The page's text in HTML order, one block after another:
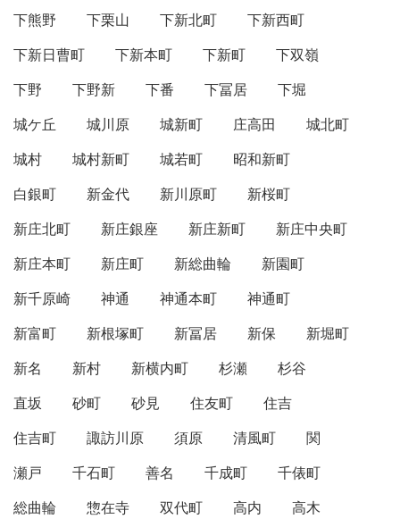
下熊野
下栗山 下新北町
下新西町
下新日曹町
下新本町 下新町
下双嶺
下野
下野新 下番 下冨居
下堀
城ケ丘
城川原 城新町 庄高田
城北町
城村
城村新町 城若町
昭和新町
白銀町
新金代 新川原町
新桜町
新庄北町
新庄銀座 新庄新町
新庄中央町
新庄本町
新庄町 新総曲輪
新園町
新千原崎
神通 神通本町
神通町
新富町
新根塚町 新冨居 新保
新堀町
新名
新村 新横内町 杉瀬
杉谷
直坂
砂町 砂見 住友町
住吉
住吉町
諏訪川原 須原 清風町
関
瀬戸
千石町 善名 千成町
千俵町
総曲輪
惣在寺 双代町 高内
高木